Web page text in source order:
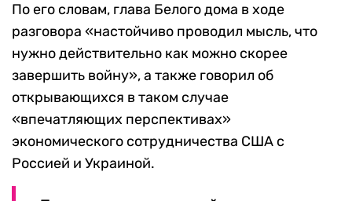
По его словам, глава Белого дома в ходе
разговора «настойчиво проводил мысль, что
нужно действительно как можно скорее
завершить войну», а также говорил об
открывающихся в таком случае
«впечатляющих перспективах»
экономического сотрудничества США с
Россией и Украиной.